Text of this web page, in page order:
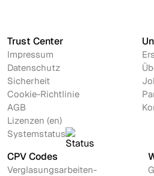
Trust Center
Impressum
Datenschutz
Sicherheit
Cookie-Richtlinie
AGB
Lizenzen (en)
Systemstatus
CPV Codes
Verglasungsarbeiten-